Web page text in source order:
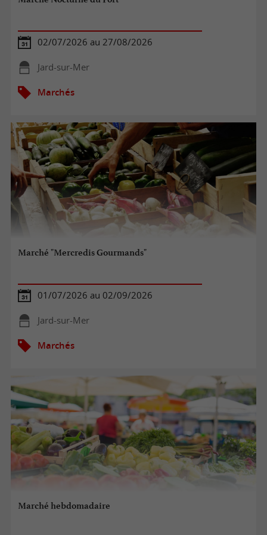
02/07/2026 au 27/08/2026
Jard-sur-Mer
Marchés
Marché "Mercredis Gourmands"
01/07/2026 au 02/09/2026
Jard-sur-Mer
Marchés
Marché hebdomadaire